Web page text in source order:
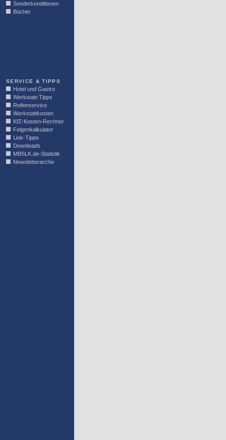
Sonderkonditionen
Bücher
SERVICE & TIPPS
Hotel und Gastro
Werkstatt-Tipps
Reifenservice
Werkstattkosten
KfZ-Kosten-Rechner
Felgenkalkulator
Link-Tipps
Downloads
MBSLK.de-Statistik
Newsletterarchiv